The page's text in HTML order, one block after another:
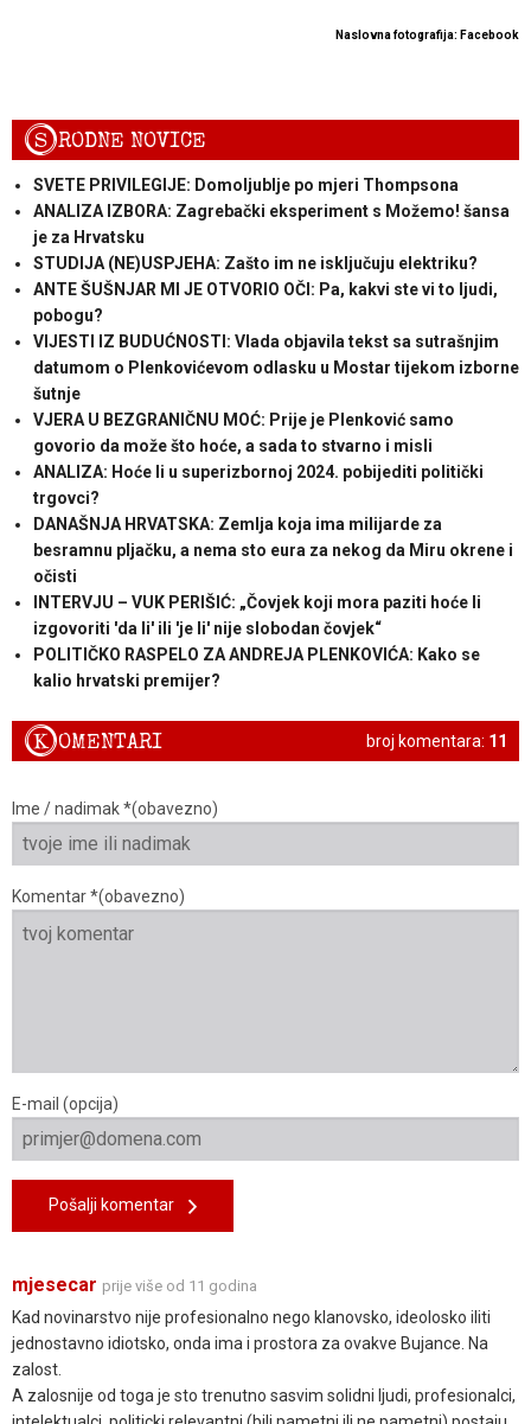
Naslovna fotografija: Facebook
SRODNE NOVICE
SVETE PRIVILEGIJE: Domoljublje po mjeri Thompsona
ANALIZA IZBORA: Zagrebački eksperiment s Možemo! šansa
je za Hrvatsku
STUDIJA (NE)USPJEHA: Zašto im ne isključuju elektriku?
ANTE ŠUŠNJAR MI JE OTVORIO OČI: Pa, kakvi ste vi to ljudi,
pobogu?
VIJESTI IZ BUDUĆNOSTI: Vlada objavila tekst sa sutrašnjim
datumom o Plenkovićevom odlasku u Mostar tijekom izborne
šutnje
VJERA U BEZGRANIČNU MOĆ: Prije je Plenković samo
govorio da može što hoće, a sada to stvarno i misli
ANALIZA: Hoće li u superizbornoj 2024. pobijediti politički
trgovci?
DANAŠNJA HRVATSKA: Zemlja koja ima milijarde za
besramnu pljačku, a nema sto eura za nekog da Miru okrene i
očisti
INTERVJU – VUK PERIŠIĆ: „Čovjek koji mora paziti hoće li
izgovoriti 'da li' ili 'je li' nije slobodan čovjek“
POLITIČKO RASPELO ZA ANDREJA PLENKOVIĆA: Kako se
kalio hrvatski premijer?
broj komentara: 11
KOMENTARI
Ime / nadimak *(obavezno)
Komentar *(obavezno)
E-mail (opcija)
Pošalji komentar
mjesecar prije više od 11 godina
Kad novinarstvo nije profesionalno nego klanovsko, ideolosko iliti
jednostavno idiotsko, onda ima i prostora za ovakve Bujance. Na
zalost.
A zalosnije od toga je sto trenutno sasvim solidni ljudi, profesionalci,